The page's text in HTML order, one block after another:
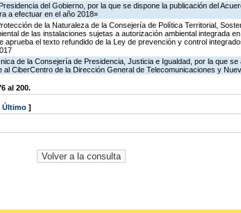
del Gobierno, por la que se dispone la publicación del
a efectuar en el año 2018»
de la Naturaleza de la Consejería de Política Territorial,
de las instalaciones sujetas a autorización ambiental integrada en
aprueba el texto refundido de la Ley de prevención y control
de la Consejería de Presidencia, Justicia e Igualdad, por la que se
CiberCentro de la Dirección General de Telecomunicaciones y
al 200.
Último ]